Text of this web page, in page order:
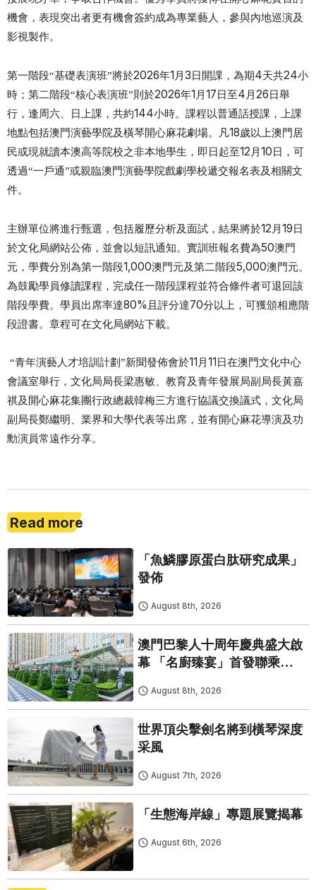
機會，表現突出者更有機會簽約成為專業藝人，參與內地巡演及
影視製作。
第一階段“基礎表演班”將於2026年1 月3日開課，為期4天共24小
時；第二階段“核心表演班”則於2026年1 月17日至4 月26日舉
行，逢周六、日上課，共約144小時。課程以普通話授課，上課
地點包括澳門演藝學院及橫琴開心麻花劇場。凡18歲以上澳門居
民或現就讀本澳高等院校之非本地學生，即日起至12 月10日，可
透過“一戶通”或親臨澳門演藝學院戲劇學校遞交報名表及相關文
件。
主辦單位將進行甄選，包括履歷分析及面試，結果將於12 月19日
於文化局網站公佈，並會以短訊通知。實訓班報名費為50澳門
元，學費分別為第一階段1,000澳門元及第二階段5,000澳門元。
為鼓勵學員修讀課程，完成任一階段課程並符合條件者可退回該
階段學費。學員出席率達80% 且評分達70分以上，可獲頒相應階
段證書。章程可在文化局網站下載。
“青年演藝人才培訓計劃”新聞發佈會於11 月11 日在澳門文化中心
會議室舉行，文化局局長梁惠敏、教育及青年發展局副局長黃嘉
祺及開心麻花集團行政總裁韓梅三方進行協議交換議式，文化局
副局長鄭繼明、業界和大學代表等出席，並有開心麻花導演及功
勳演員常遠作分享。
Read more
「魚鱗膠原蛋白肽研究成果」
發佈
August 8th, 2026
澳門巴黎人十周年慶典盛大啟
幕 「名廚臻宴」首發聯乘
August 8th, 2026
世界頂尖擊劍名將到橫琴深度
采風
August 7th, 2026
「生態海岸線」專題展覽揭幕
August 6th, 2026